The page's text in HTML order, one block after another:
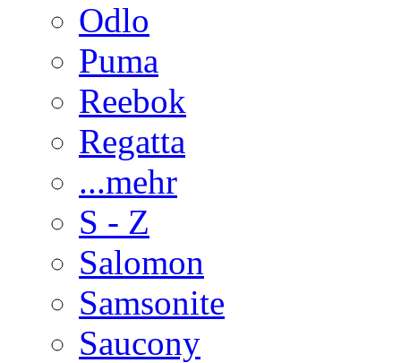
Odlo
Puma
Reebok
Regatta
...mehr
S - Z
Salomon
Samsonite
Saucony